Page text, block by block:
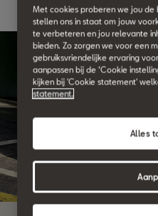
Met cookies proberen we jou de
stellen ons in staat om jouw
te verbeteren en jou relevante
bieden. Zo zorgen we voor een
gebruiksvriendelijke ervaring
aanpassen bij de ‘Cookie
kijken bij 'Cookie statement'
statement.
Alles